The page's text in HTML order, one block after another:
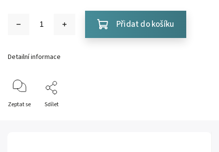
Přidat do košíku
Detailní informace
Zeptat se Sdílet